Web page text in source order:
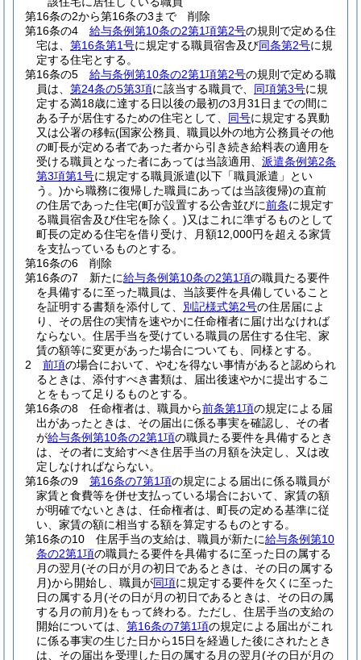
第16条の2から第16条の3まで
削除
第16条の4
給与条例第10条の2第1項第2号の規則で定める住
宅は、 第16条第1号に規定する職員宿舎及び同条第2号に規
定する住宅とする。
第16条の5
給与条例第10条の2第1項第2号の規則で定める職
員は、 第24条の5第3項に該当する職員で、 同項第3号に規
定する満18歳に達する日以後の最初の3月31日までの間に
ある子が居住するための住宅として、 同号に規定する異動
又は公署の移転(国家公務員、職員以外の地方公務員その他
の町長が定める者であった者から引き続き給料表の適用を
受ける職員となった者にあっては当該適用、 派遣条例第2条
第3項第1号に規定する職員派遣(以下「職員派遣」とい
う。)から職務に復帰した職員にあっては当該復帰)の直前
の住居であった住宅(町が設置する公舎並びに前条に規定す
る職員宿舎及び住宅を除く。)又はこれに準ずるものとして
町長の定める住宅を借り受け、月額12,000円を超える家賃
を支払っているものとする。
第16条の6
削除
第16条の7
新たに給与条例第10条の2第1項の職員たる要件
を具備するに至った職員は、当該要件を具備していること
を証明する書類を添付して、 別記様式第2号の住居届によ
り、その居住の実情を速やかに任命権者に届け出なければ
ならない。 住居手当を受けている職員の居住する住宅、家
賃の額等に変更があった場合についても、同様とする。
2
前項の場合において、やむを得ない事情があると認められ
るときは、添付すべき書類は、届出後速やかに提出するこ
とをもって足りるものとする。
第16条の8
任命権者は、職員から前条第1項の規定による届
出があったときは、その届出に係る事実を確認し、その者
が給与条例第10条の2第1項の職員たる要件を具備するとき
は、その者に支給すべき住居手当の月額を決定し、又は改
定しなければならない。
第16条の9
第16条の7第1項の規定による届出に係る職員が
家賃と食費等を併せ支払っている場合において、家賃の額
が明確でないときは、任命権者は、町長の定める基準に従
い、家賃の額に相当する額を算定するものとする。
第16条の10
住居手当の支給は、職員が新たに給与条例第10
条の2第1項の職員たる要件を具備するに至った日の属する
月の翌月(その日が月の初日であるときは、その日の属する
月)から開始し、職員が同項に規定する要件を欠くに至った
日の属する月(その日が月の初日であるときは、その日の属
する月の前月)をもって終わる。 ただし、住居手当の支給の
開始については、 第16条の7第1項の規定による届出がこれ
に係る事実の生じた日から15日を経過した後にされたとき
は、その届出を受理した日の属する月の翌月(その日が月の